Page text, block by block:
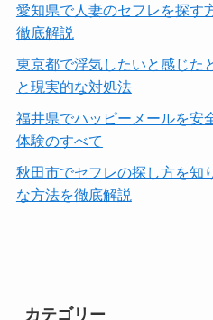
愛知県で人妻のセフレを探す
徹底解説
東京都で浮気したいと感じた
と現実的な対処法
福井県でハッピーメールを安
体験のすべて
秋田市でセフレの探し方を知
な方法を徹底解説
カテゴリー